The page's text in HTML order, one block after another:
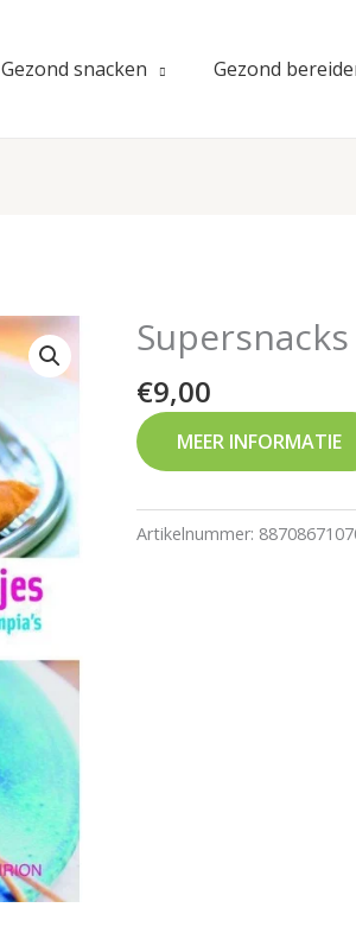
Gezond snacken Gezond
€9,00
MEER INFORMATIE
Artikelnummer: